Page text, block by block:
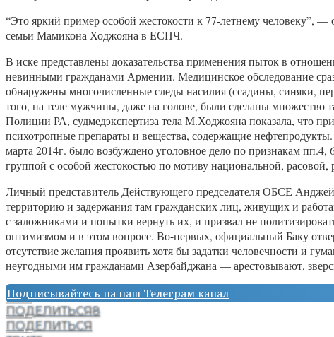
“Это яркий пример особой жестокости к 77-летнему человеку”, —
семьи Мамикона Ходжояна в ЕСПЧ.
В иске представлены доказательства применения пыток в
невинными гражданами Армении. Медицинское обследование
обнаружены многочисленные следы насилия (ссадины, синяки,
того, на теле мужчины, даже на голове, были сделаны множество
Полиции РА, судмедэкспертиза тела М.Ходжояна показала, что
психотропные препараты и вещества, содержащие
марта 2014г. было возбуждено уголовное дело по признакам
группой с особой жестокостью по мотиву национальной,
Личный представитель Действующего председателя ОБСЕ
территорию и задержания там гражданских лиц, живущих и
с заложниками и попытки вернуть их, и призвал не
оптимизмом и в этом вопросе. Во-первых, официальный Баку
отсутствие желания проявить хотя бы задатки человечности и
неугодными им гражданами Азербайджана — арестовывают,
Подписывайтесь на наш Телеграм канал
ПОДЕЛИТЬСЯ8
ПОДЕЛИТЬСЯ